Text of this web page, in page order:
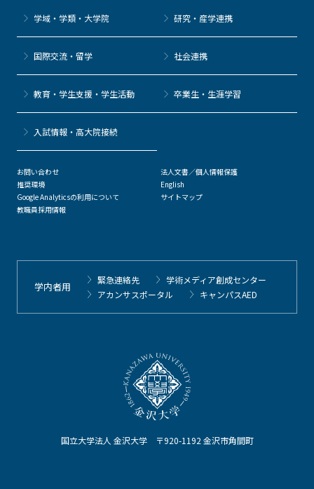
国立大学法人 金沢大学 〒920-1192 金沢市角間町
学域・学類・大学院 研究・産学連携
国際交流・留学 社会連携
教育・学生支援・学生活動 卒業生・生涯学習
⼊試情報・高大院接続
お問い合わせ
推奨環境
Google Analyticsの利用について
教職員採用情報
法人文書／個人情報保護
English
サイトマップ
学内者用
緊急連絡先
学術メディア創成センター
アカンサスポータル
キャンパスAED